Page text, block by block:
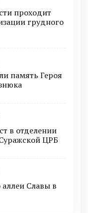
проходит
грудного
память Героя
в отделении
ЦРБ
аллеи Славы в